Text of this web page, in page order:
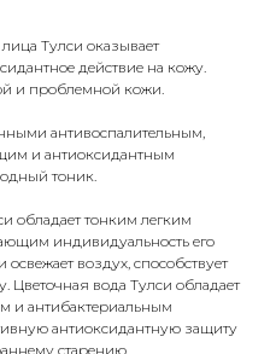
Тулси оказывает
действие на кожу.
и проблемной кожи.
антивоспалительным,
и антиоксидантным
тоник.
обладает тонким легким
индивидуальность его
воздух, способствует
вода Тулси обладает
и антибактериальным
антиоксидантную защиту
старению.